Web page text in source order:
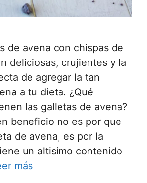
de avena con chispas de
deliciosas, crujientes y la
de agregar la tan
a tu dieta. ¿Qué
las galletas de avena?
beneficio no es por que
de avena, es por la
un altisimo contenido
más